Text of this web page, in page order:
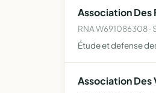
Association Des
RNA W691086308 ·
Étude et defense
Association Des